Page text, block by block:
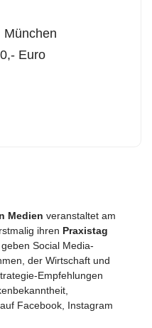
München
Euro
Medien veranstaltet am
ihren Praxistag
geben Social Media-
der Wirtschaft und
Empfehlungen
Facebook, Instagram